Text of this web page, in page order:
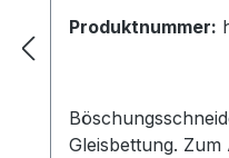
Produktnummer:
Gleisbettung.